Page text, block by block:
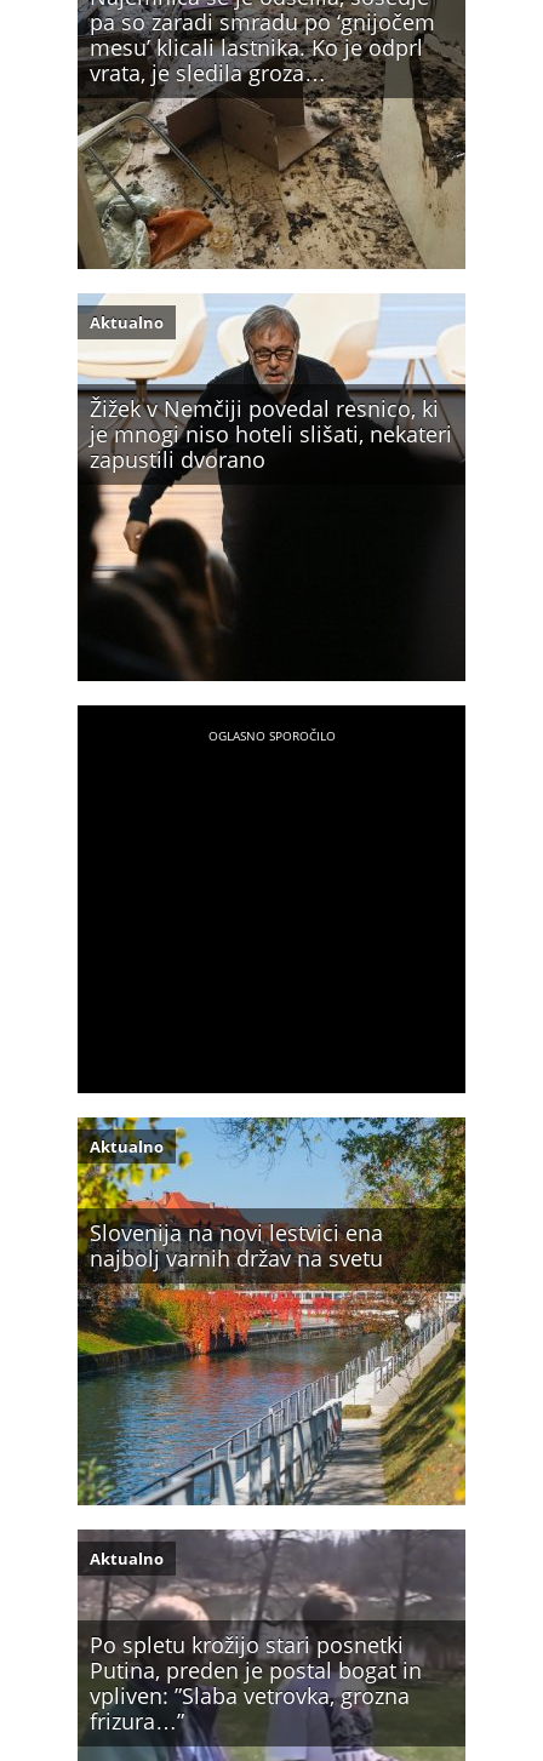
pa so zaradi smradu po ‘gnijočem
mesu’ klicali lastnika. Ko je odprl
vrata, je sledila groza…
Žižek v Nemčiji povedal resnico, ki
je mnogi niso hoteli slišati, nekateri
zapustili dvorano
Aktualno
Slovenija na novi lestvici ena
najbolj varnih držav na svetu
Aktualno
Po spletu krožijo stari posnetki
Putina, preden je postal bogat in
vpliven: ”Slaba vetrovka, grozna
frizura…”
Aktualno